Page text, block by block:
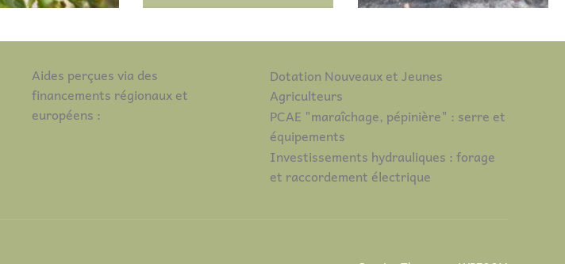
Aides perçues via des
financements régionaux et
européens :
Dotation Nouveaux et Jeunes
Agriculteurs
PCAE "maraîchage, pépinière" : serre et
équipements
Investissements hydrauliques : forage
et raccordement électrique